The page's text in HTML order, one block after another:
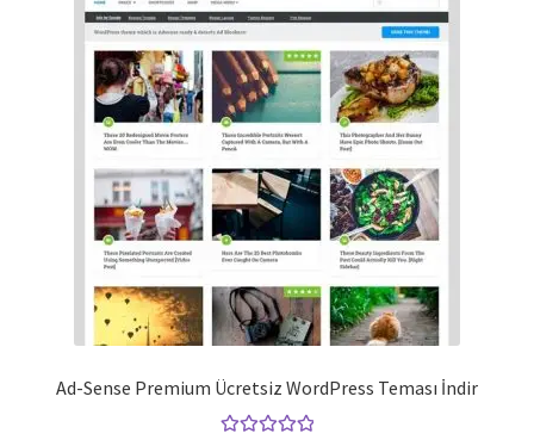
Ad-Sense Premium Ücretsiz WordPress Teması İndir